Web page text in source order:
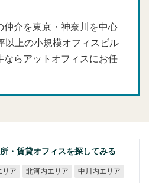
仲介を東京・神奈川を中心
以上の小規模オフィスビル
ならアットオフィスにお任
・賃貸オフィスを探してみる
リア 北河内エリア 中川内エリア